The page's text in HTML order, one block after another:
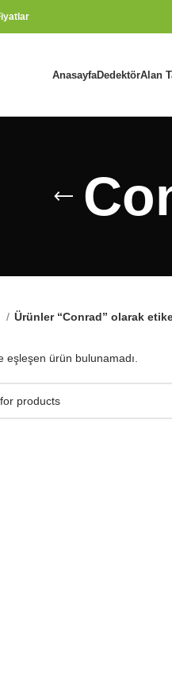
AnasayfaDedektörAlan
Ürünler “Conrad” olarak
eşleşen ürün bulunamadı.